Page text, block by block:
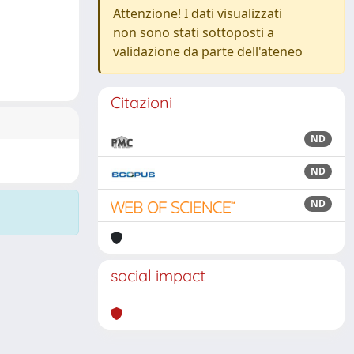
Attenzione! I dati visualizzati
non sono stati sottoposti a
validazione da parte dell'ateneo
Citazioni
ND
ND
ND
social impact